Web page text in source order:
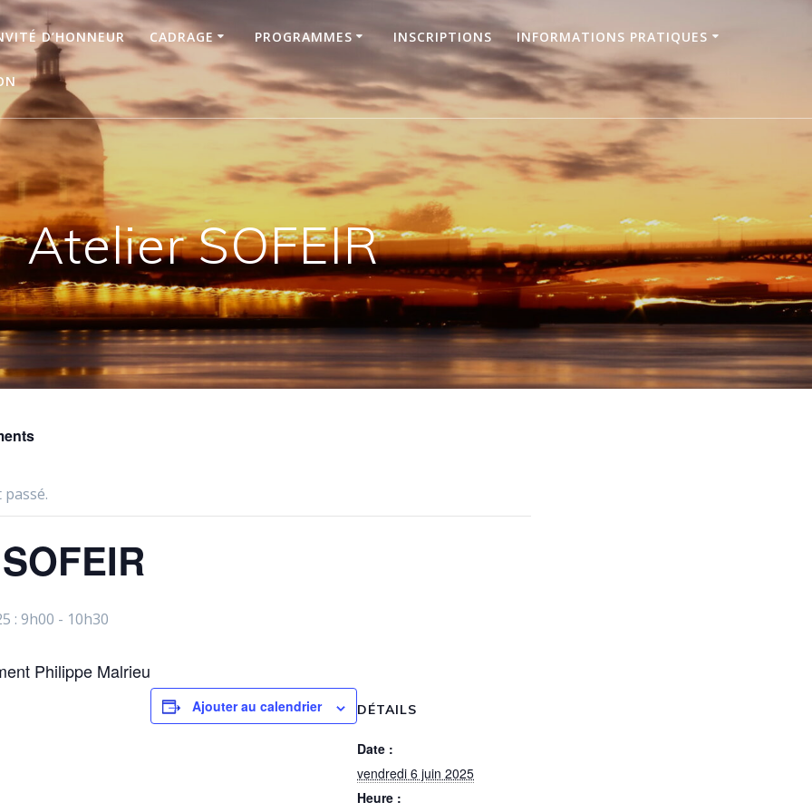
D’HONNEUR CADRAGE PROGRAMMES INSCRIPTIONS INFORMATIONS PRATIQUES
Atelier SOFEIR
: 9h00 - 10h30
Philippe Malrieu
Ajouter au calendrier DÉTAILS
Date :
vendredi 6 juin 2025
Heure :